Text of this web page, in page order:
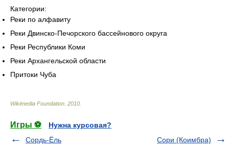
Категории:
Реки по алфавиту
Реки Двинско-Печорского бассейнового округа
Реки Республики Коми
Реки Архангельской области
Притоки Чуба
Wikimedia Foundation 2010
Игры ⚽
Нужна курсовая?
Сордь-Ёль
Сори (Коимбра)